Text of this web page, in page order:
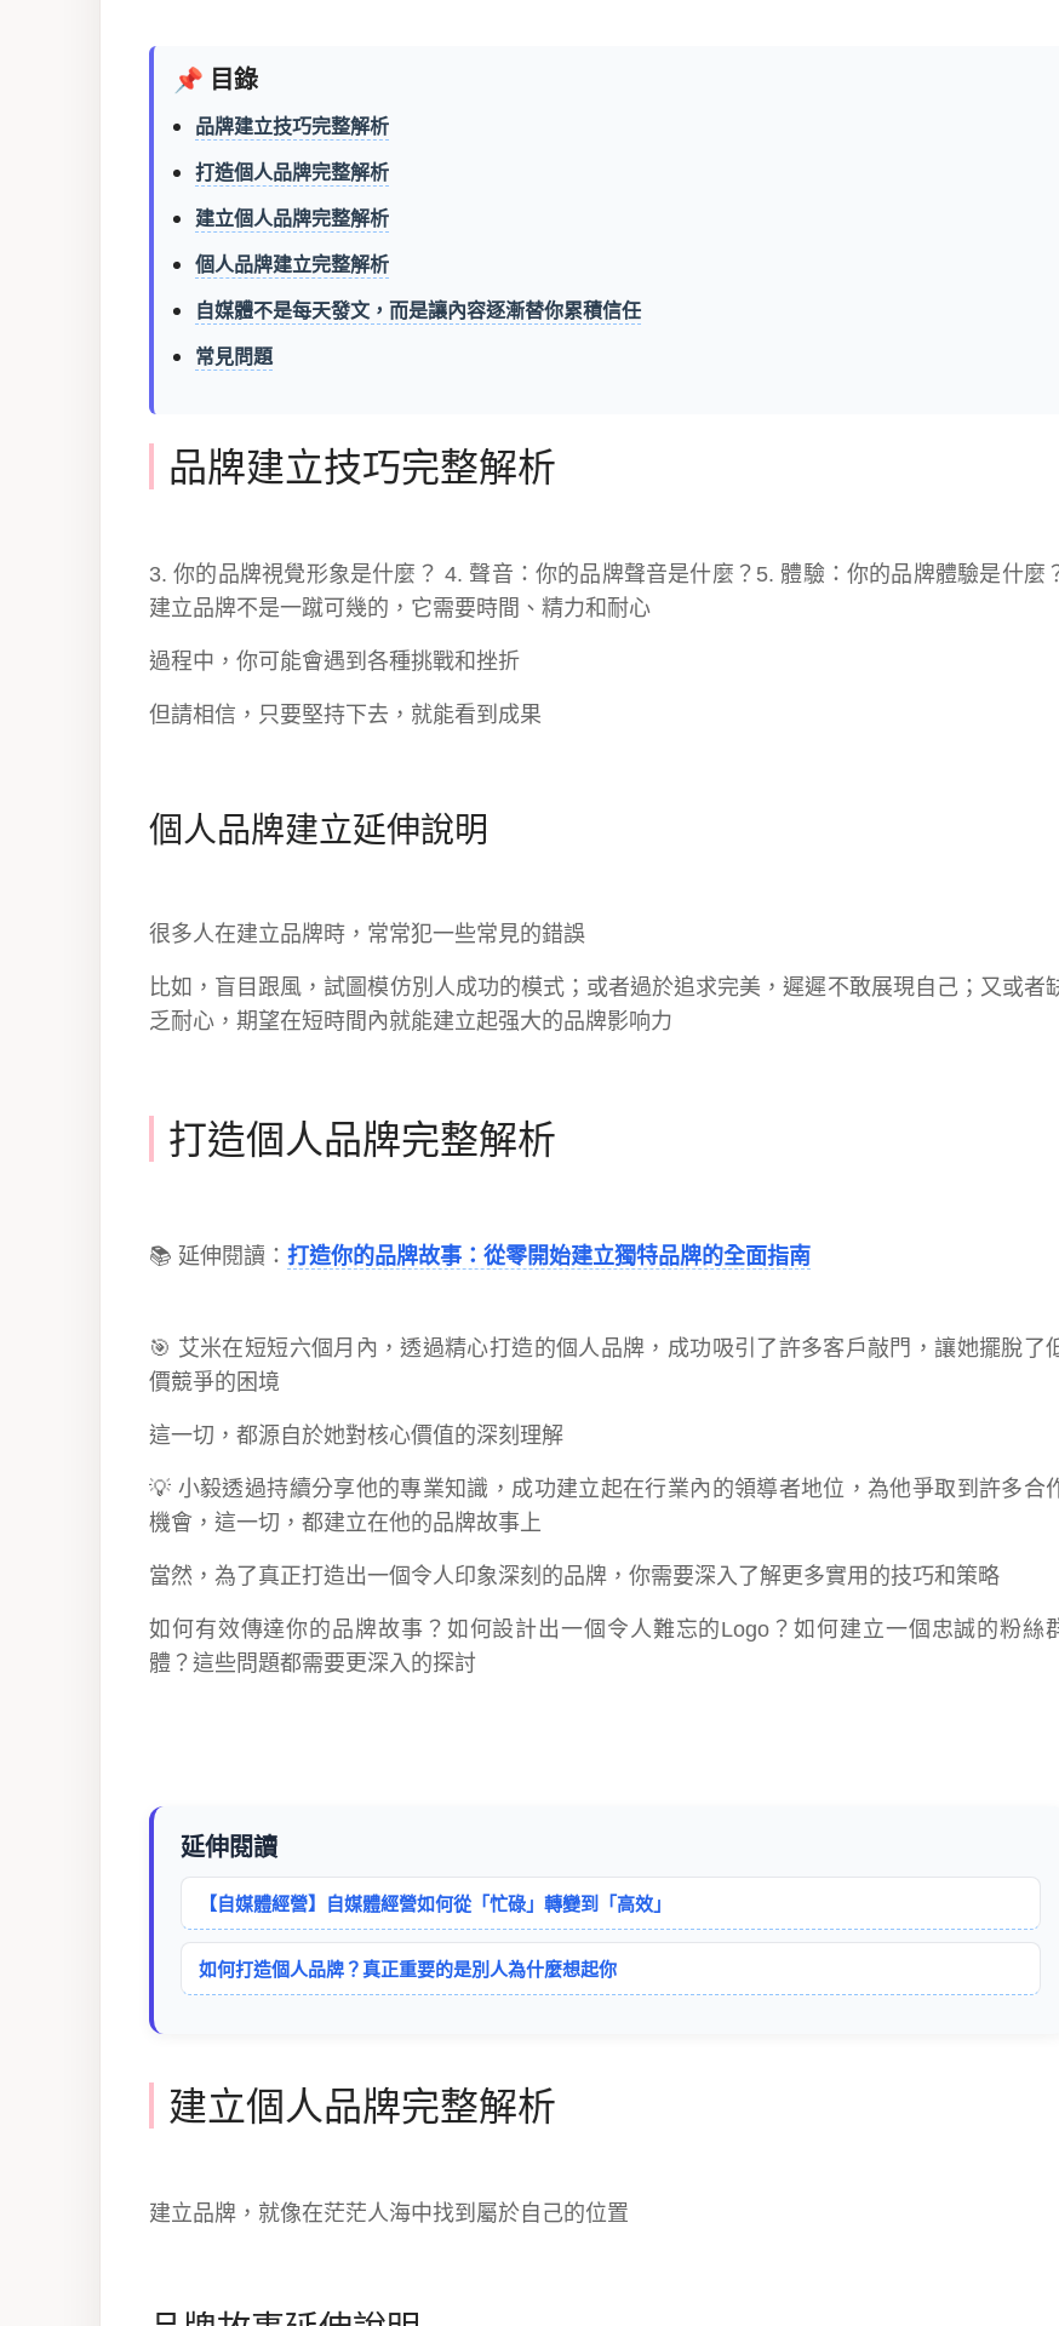
📌 目錄
品牌建立技巧完整解析
打造個人品牌完整解析
建立個人品牌完整解析
個人品牌建立完整解析
自媒體不是每天發文，而是讓內容逐漸替你累積信任
常見問題
品牌建立技巧完整解析
3. 你的品牌視覺形象是什麼？ 4. 聲音：你的品牌聲音是什麼？5. 體驗：你的品牌體驗是什麼
建立品牌不是一蹴可幾的，它需要時間、精力和耐心
過程中，你可能會遇到各種挑戰和挫折
但請相信，只要堅持下去，就能看到成果
個人品牌建立延伸說明
很多人在建立品牌時，常常犯一些常見的錯誤
比如，盲目跟風，試圖模仿別人成功的模式；或者過於追求完美，遲遲不敢展現自己；又或者
乏耐心，期望在短時間內就能建立起强大的品牌影响力
打造個人品牌完整解析
📚 延伸閱讀： 打造你的品牌故事：從零開始建立獨特品牌的全面指南
🎯 艾米在短短六個月內，透過精心打造的個人品牌，成功吸引了許多客戶敲門，讓她擺脫了
價競爭的困境
這一切，都源自於她對核心價值的深刻理解
💡 小毅透過持續分享他的專業知識，成功建立起在行業內的領導者地位，為他爭取到許多合
機會，這一切，都建立在他的品牌故事上
當然，為了真正打造出一個令人印象深刻的品牌，你需要深入了解更多實用的技巧和策略
如何有效傳達你的品牌故事？如何設計出一個令人難忘的Logo？如何建立一個忠誠的粉絲
體？這些問題都需要更深入的探討
延伸閱讀
【自媒體經營】自媒體經營如何從「忙碌」轉變到「高效」
如何打造個人品牌？真正重要的是別人為什麼想起你
建立個人品牌完整解析
建立品牌，就像在茫茫人海中找到屬於自己的位置